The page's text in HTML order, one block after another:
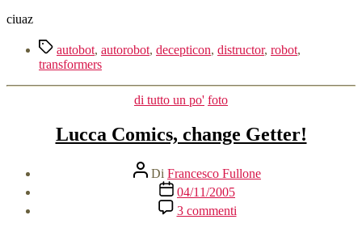
ciuaz
Tag autobot, autorobot, decepticon, distructor, robot,
transformers
Categorie
di tutto un po' foto
Lucca Comics, change Getter!
Autore
articolo
Di Francesco Fullone
Data
dell'articolo
04/11/2005
3 commentisu
Lucca